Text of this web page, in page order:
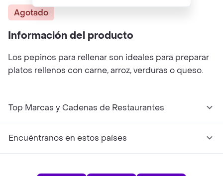
Agotado
Información del producto
Los pepinos para rellenar son ideales para preparar
platos rellenos con carne, arroz, verduras o queso.
Top Marcas y Cadenas de Restaurantes
Encuéntranos en estos países